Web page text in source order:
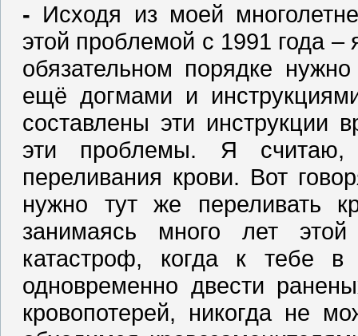
‑ Исходя из моей
этой проблемой с 1991 года –
обязательном порядке
ещё догмами и
составлены эти инструкции
эти проблемы. Я считаю,
переливания крови. Вот
нужно тут же переливать
занимаясь много лет
катастроф, когда к тебе в
одновременно двести
кровопотерей, никогда не